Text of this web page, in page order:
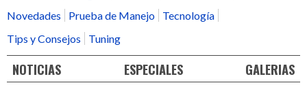
Novedades
Prueba de Manejo
Tecnología
Tips y Consejos
Tuning
NOTICIAS ESPECIALES GALERIAS